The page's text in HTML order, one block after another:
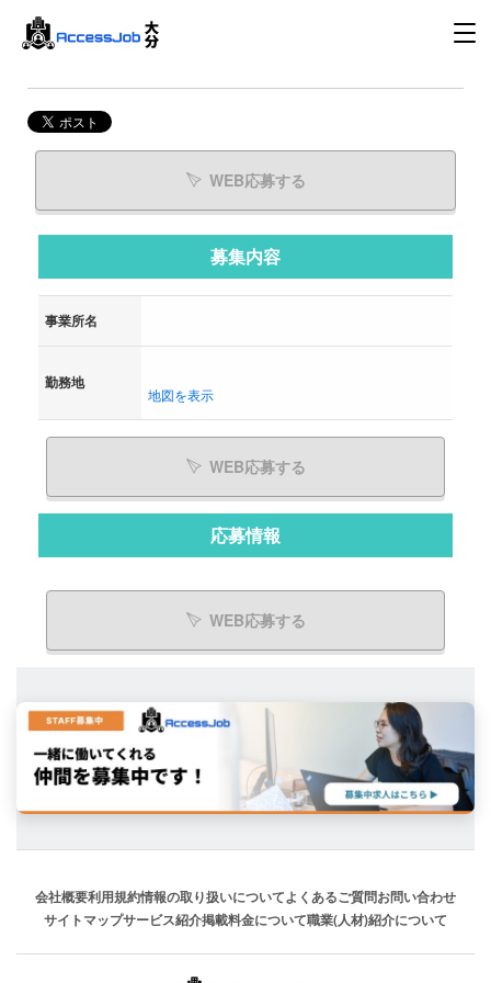
WEB応募する
募集内容
事業所名
勤務地
地図を表示
WEB応募する
応募情報
WEB応募する
会社概要利用規約情報の取り扱いについてよくあるご質問お問い合わせ
サイトマップサービス紹介掲載料金について職業(人材)紹介について